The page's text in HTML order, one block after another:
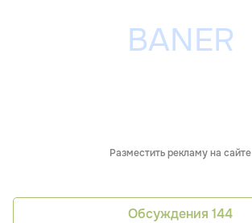
Разместить рекламу на сайте
Обсуждения 144